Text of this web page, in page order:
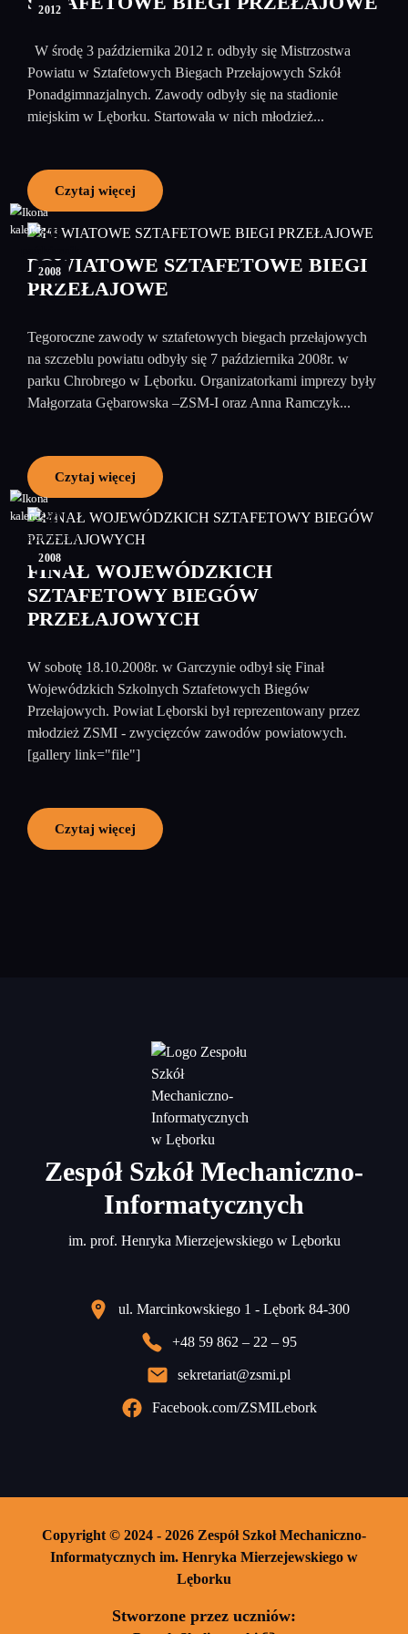
2012
W środę 3 października 2012 r. odbyły się Mistrzostwa
Powiatu w Sztafetowych Biegach Przełajowych Szkół
Ponadgimnazjalnych. Zawody odbyły się na stadionie
miejskim w Lęborku. Startowała w nich młodzież...
Czytaj więcej
30
2008
POWIATOWE SZTAFETOWE BIEGI
PRZEŁAJOWE
Tegoroczne zawody w sztafetowych biegach przełajowych
na szczeblu powiatu odbyły się 7 października 2008r. w
parku Chrobrego w Lęborku. Organizatorkami imprezy były
Małgorzata Gębarowska –ZSM-I oraz Anna Ramczyk...
Czytaj więcej
30
październik
2008
FINAŁ WOJEWÓDZKICH
SZTAFETOWY BIEGÓW
PRZEŁAJOWYCH
W sobotę 18.10.2008r. w Garczynie odbył się Finał
Wojewódzkich Szkolnych Sztafetowych Biegów
Przełajowych. Powiat Lęborski był reprezentowany przez
młodzież ZSMI - zwycięzców zawodów powiatowych.
[gallery link="file"]
Czytaj więcej
Zespół Szkół Mechaniczno-
Informatycznych
im. prof. Henryka Mierzejewskiego w Lęborku
ul. Marcinkowskiego 1 - Lębork 84-300
+48 59 862 – 22 – 95
sekretariat@zsmi.pl
Facebook.com/ZSMILebork
Copyright © 2024 - 2026 Zespół Szkoł Mechaniczno-
Informatycznych im. Henryka Mierzejewskiego w
Lęborku
Stworzone przez uczniów: